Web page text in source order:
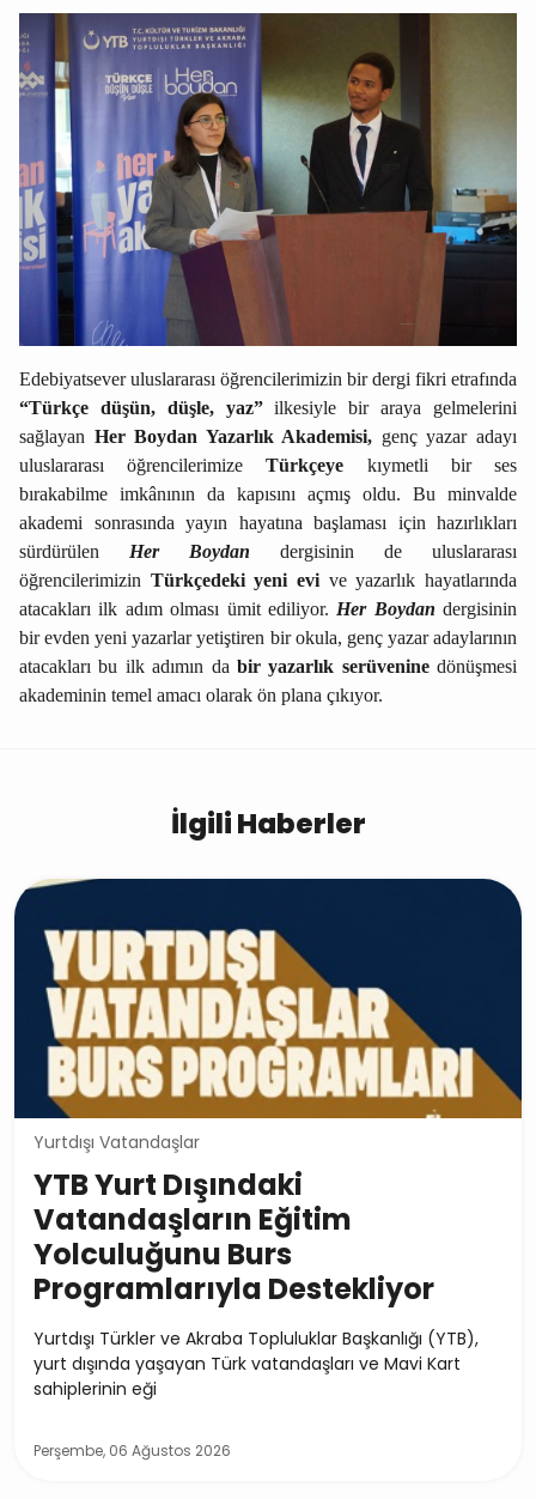
Edebiyatsever uluslararası öğrencilerimizin bir dergi fikri etrafında
“Türkçe düşün, düşle, yaz”ilkesiyle bir araya gelmelerini
sağlayan Her Boydan Yazarlık Akademisi, genç yazar adayı
uluslararası öğrencilerimizeTürkçeye kıymetli bir ses
bırakabilme imkânının da kapısını açmış oldu. Bu minvalde
akademi sonrasında yayın hayatına başlaması için hazırlıkları
sürdürülen Her Boydan dergisinin de uluslararası
öğrencilerimizin Türkçedeki yeni evi ve yazarlık hayatlarında
atacakları ilk adım olması ümit ediliyor. Her Boydan dergisinin
bir evden yeni yazarlar yetiştiren bir okula, genç yazar adaylarının
atacakları bu ilk adımın da bir yazarlık serüvenine dönüşmesi
akademinin temel amacı olarak ön plana çıkıyor.
İlgili Haberler
Yurtdışı Vatandaşlar
YTB Yurt Dışındaki
Vatandaşların Eğitim
Yolculuğunu Burs
Programlarıyla Destekliyor
Yurtdışı Türkler ve Akraba Topluluklar Başkanlığı (YTB),
yurt dışında yaşayan Türk vatandaşları ve Mavi Kart
sahiplerinin eği
Perşembe, 06 Ağustos 2026